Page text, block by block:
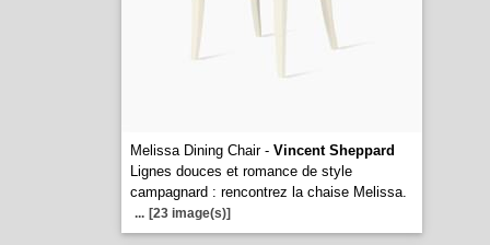
Melissa Dining Chair - Vincent Sheppard
Lignes douces et romance de style
campagnard : rencontrez la chaise Melissa.
... [23 image(s)]